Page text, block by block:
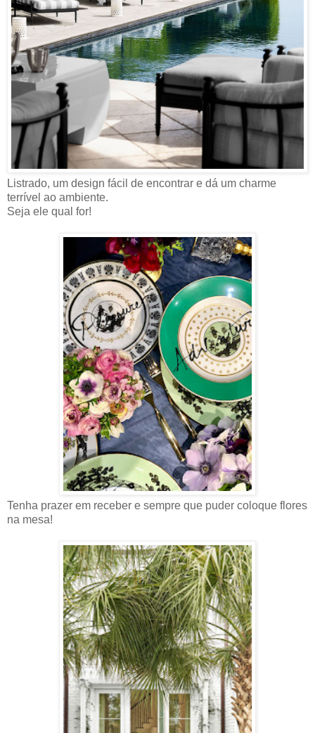
Listrado, um design fácil de encontrar e dá um charme
terrível ao ambiente.
Seja ele qual for!
Tenha prazer em receber e sempre que puder coloque flores
na mesa!